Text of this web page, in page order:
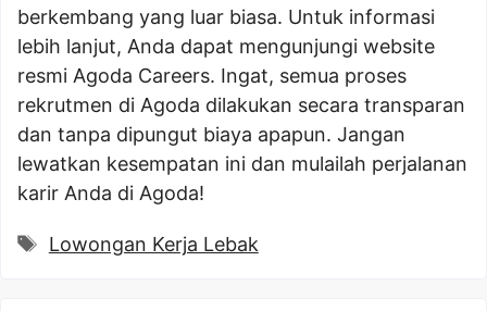
berkembang yang luar biasa. Untuk informasi
lebih lanjut, Anda dapat mengunjungi website
resmi Agoda Careers. Ingat, semua proses
rekrutmen di Agoda dilakukan secara transparan
dan tanpa dipungut biaya apapun. Jangan
lewatkan kesempatan ini dan mulailah perjalanan
karir Anda di Agoda!
Tags
Lowongan Kerja Lebak